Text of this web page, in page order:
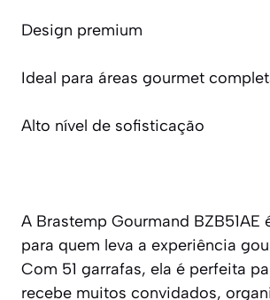
Design premium
Ideal para áreas gourmet
Alto nível de sofisticação
A Brastemp Gourmand BZB51AE
para quem leva a experiência
Com 51 garrafas, ela é perfeita
recebe muitos convidados,